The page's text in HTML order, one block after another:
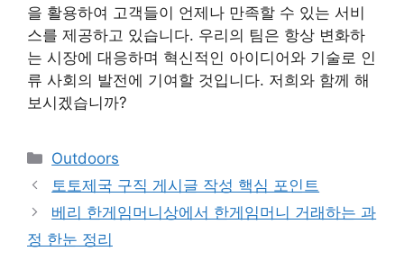
을 활용하여 고객들이 언제나 만족할 수 있는 서비
스를 제공하고 있습니다. 우리의 팀은 항상 변화하
는 시장에 대응하며 혁신적인 아이디어와 기술로 인
류 사회의 발전에 기여할 것입니다. 저희와 함께 해
보시겠습니까?
Categories
Outdoors
토토제국 구직 게시글 작성 핵심 포인트
베리 한게임머니상에서 한게임머니 거래하는 과
정 한눈 정리